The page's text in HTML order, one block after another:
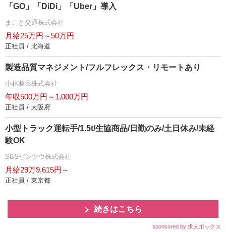
「GO」「DiDi」「Uber」導入
まこと交通株式会社
月給25万円～50万円
正社員 / 北海道
製造品質マネジメント/フルフレックス・リモートあり
小林製薬株式会社
年収500万円～1,000万円
正社員 / 大阪府
小型トラック運転手/1.5t/生協商品/日勤のみ/土日休み/未経
験OK
SBSゼンツウ株式会社
月給29万9,615円～
正社員 / 東京都
続きはこちら
sponsored by 求人ボックス